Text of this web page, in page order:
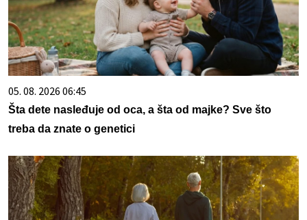
05. 08. 2026 06:45
Šta dete nasleđuje od oca, a šta od majke? Sve što
treba da znate o genetici